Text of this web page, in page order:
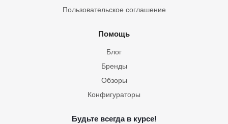
Пользовательское соглашение
Помощь
Блог
Бренды
Обзоры
Конфигураторы
Будьте всегда в курсе!